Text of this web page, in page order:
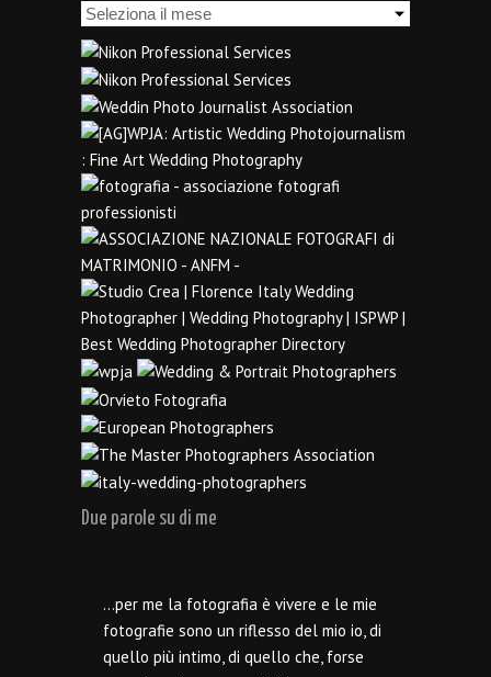
Archivi
Due parole su di me
…per me la fotografia è vivere e le mie
fotografie sono un riflesso del mio io, di
quello più intimo, di quello che, forse